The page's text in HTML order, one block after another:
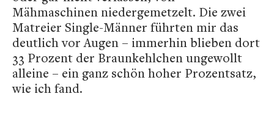
Mähmaschinen niedergemetzelt. Die zwei
Matreier Single-Männer führten mir das
deutlich vor Augen – immerhin blieben dort
33 Prozent der Braunkehlchen ungewollt
alleine – ein ganz schön hoher Prozentsatz,
wie ich fand.